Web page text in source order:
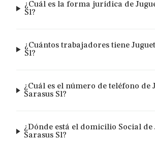
¿Cuál es la forma jurídica de
Sl?
¿Cuántos trabajadores tiene
Sl?
¿Cuál es el número de teléfono de
Sarasus Sl?
¿Dónde está el domicilio Social de
Sarasus Sl?